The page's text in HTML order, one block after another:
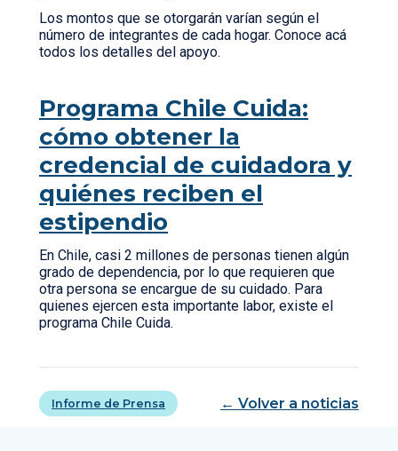
Los montos que se otorgarán varían según el
número de integrantes de cada hogar. Conoce acá
todos los detalles del apoyo.
Programa Chile Cuida:
cómo obtener la
credencial de cuidadora y
quiénes reciben el
estipendio
En Chile, casi 2 millones de personas tienen algún
grado de dependencia, por lo que requieren que
otra persona se encargue de su cuidado. Para
quienes ejercen esta importante labor, existe el
programa Chile Cuida.
Informe de Prensa ← Volver a noticias